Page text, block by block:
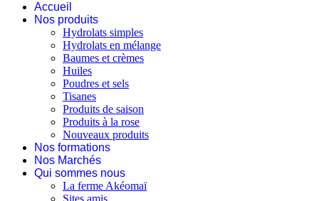
Accueil
Nos produits
Hydrolats simples
Hydrolats en mélange
Baumes et crèmes
Huiles
Poudres et sels
Tisanes
Produits de saison
Produits à la rose
Nouveaux produits
Nos formations
Nos Marchés
Qui sommes nous
La ferme Akéomaï